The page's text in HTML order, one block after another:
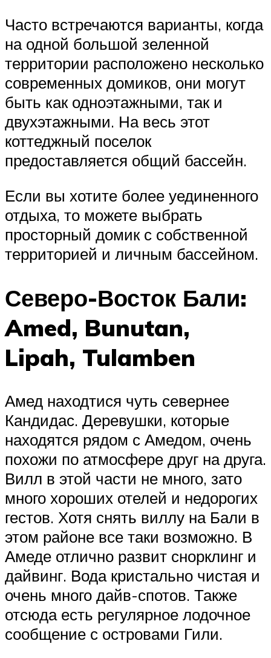
Часто встречаются варианты, когда
на одной большой зеленной
территории расположено несколько
современных домиков, они могут
быть как одноэтажными, так и
двухэтажными. На весь этот
коттеджный поселок
предоставляется общий бассейн.
Если вы хотите более уединенного
отдыха, то можете выбрать
просторный домик с собственной
территорией и личным бассейном.
Северо-Восток Бали:
Amed, Bunutan,
Lipah, Tulamben
Амед находтися чуть севернее
Кандидас. Деревушки, которые
находятся рядом с Амедом, очень
похожи по атмосфере друг на друга.
Вилл в этой части не много, зато
много хороших отелей и недорогих
гестов. Хотя снять виллу на Бали в
этом районе все таки возможно. В
Амеде отлично развит снорклинг и
дайвинг. Вода кристально чистая и
очень много дайв-спотов. Также
отсюда есть регулярное лодочное
сообщение с островами Гили.